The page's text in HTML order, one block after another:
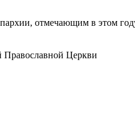
отмечающим в этом
Православной Церкви